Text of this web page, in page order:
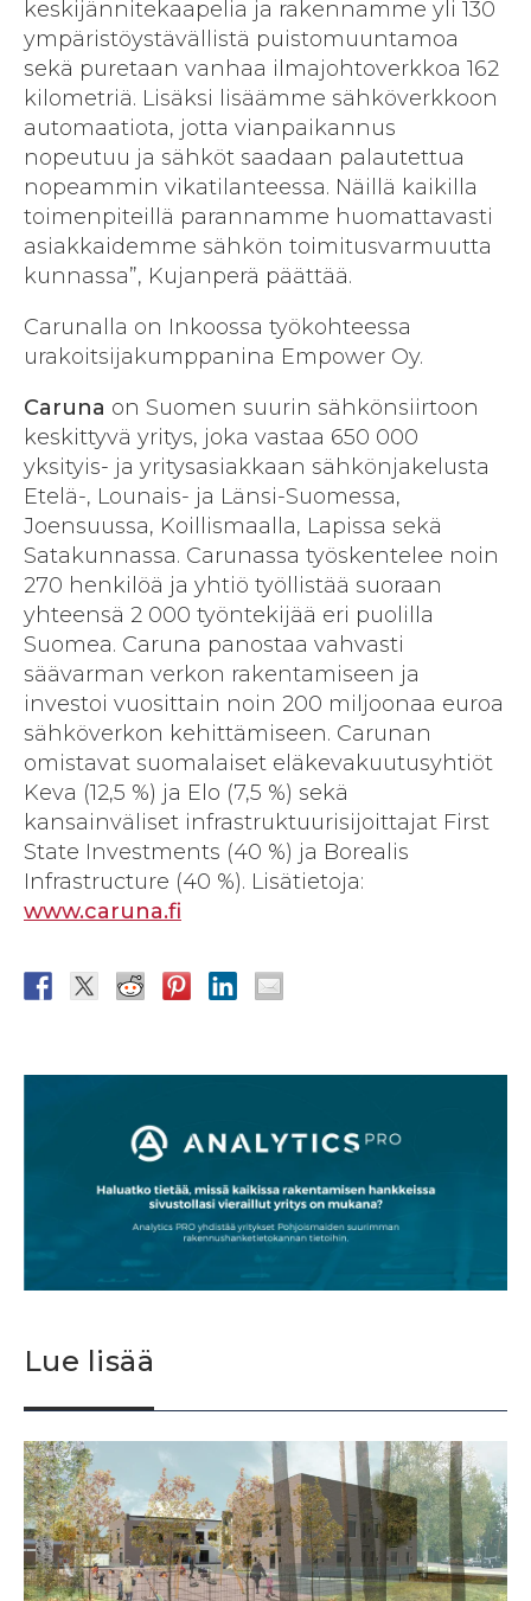
keskijännitekaapelia ja rakennamme yli 130
ympäristöystävällistä puistomuuntamoa
sekä puretaan vanhaa ilmajohtoverkkoa 162
kilometriä. Lisäksi lisäämme sähköverkkoon
automaatiota, jotta vianpaikannus
nopeutuu ja sähköt saadaan palautettua
nopeammin vikatilanteessa. Näillä kaikilla
toimenpiteillä parannamme huomattavasti
asiakkaidemme sähkön toimitusvarmuutta
kunnassa”, Kujanperä päättää.
Carunalla on Inkoossa työkohteessa
urakoitsijakumppanina Empower Oy.
Caruna on Suomen suurin sähkönsiirtoon
keskittyvä yritys, joka vastaa 650 000
yksityis- ja yritysasiakkaan sähkönjakelusta
Etelä-, Lounais- ja Länsi-Suomessa,
Joensuussa, Koillismaalla, Lapissa sekä
Satakunnassa. Carunassa työskentelee noin
270 henkilöä ja yhtiö työllistää suoraan
yhteensä 2 000 työntekijää eri puolilla
Suomea. Caruna panostaa vahvasti
säävarman verkon rakentamiseen ja
investoi vuosittain noin 200 miljoonaa euroa
sähköverkon kehittämiseen. Carunan
omistavat suomalaiset eläkevakuutusyhtiöt
Keva (12,5 %) ja Elo (7,5 %) sekä
kansainväliset infrastruktuurisijoittajat First
State Investments (40 %) ja Borealis
Infrastructure (40 %). Lisätietoja:
www.caruna.fi
Lue lisää